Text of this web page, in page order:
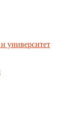
университет